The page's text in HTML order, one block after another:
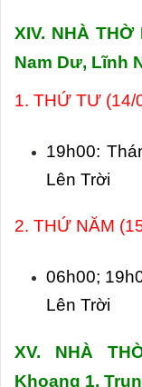
XIV. NHÀ
Nam Dư, Lĩnh
1. THỨ TƯ (14/
19h00:
Lên Trời
2. THỨ NĂM
06h00;
Lên Trời
XV. NHÀ
Khoang 1,